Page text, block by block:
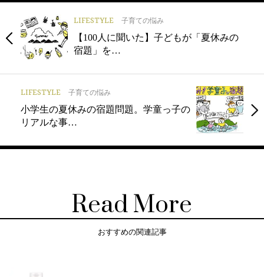
LIFESTYLE 子育ての悩み
【100人に聞いた】子どもが「夏休みの
宿題」を…
LIFESTYLE 子育ての悩み
小学生の夏休みの宿題問題。学童っ子の
リアルな事…
Read More
おすすめの関連記事